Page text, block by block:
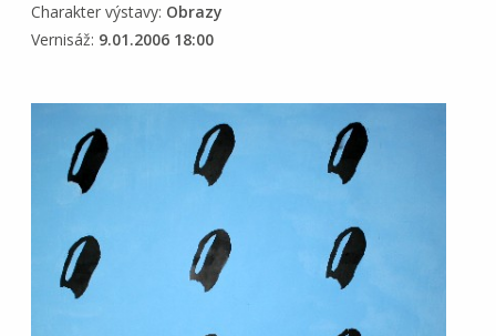
Charakter výstavy: Obrazy
Vernisáž: 9.01.2006 18:00